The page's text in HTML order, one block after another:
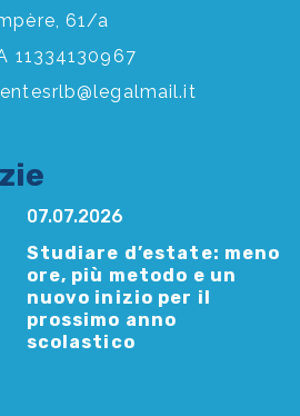
61/a
11334130967
07.07.2026
Studiare d’estate: meno
ore, più metodo e un
nuovo inizio per il
prossimo anno
scolastico